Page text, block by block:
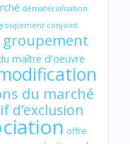
dématérialisation
conjoint
groupement
maître d'oeuvre
du marché
d’exclusion
offre